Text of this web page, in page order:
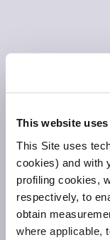
This website
This Site uses
cookies) and with
profiling cookies,
respectively, to
obtain
where applicable,
Di